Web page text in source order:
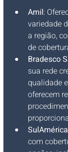
Amil:
variedade
a região,
de
Bradesco
sua rede
qualidade
oferecem
com